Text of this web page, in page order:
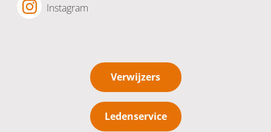
Instagram
Verwijzers
Ledenservice